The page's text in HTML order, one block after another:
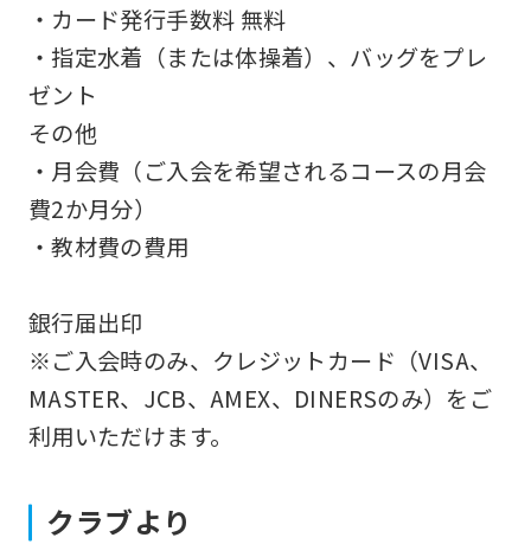
・カード発行手数料 無料
・指定水着（または体操着）、バッグをプレ
ゼント
その他
・月会費（ご入会を希望されるコースの月会
費2か月分）
・教材費の費用
銀行届出印
※ご入会時のみ、クレジットカード（VISA、
MASTER、JCB、AMEX、DINERSのみ）をご
利用いただけます。
クラブより
differ
from
content.
fully
understand